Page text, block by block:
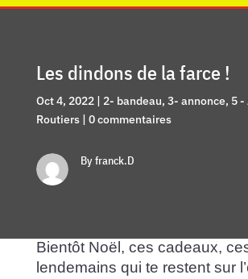
Les dindons de la farce !
Oct 4, 2022| 2- bandeau, 3- annonce, 5 -
Routiers| 0 commentaires
By franck.D
Bientôt Noël, ces cadeaux,
lendemains qui te restent sur